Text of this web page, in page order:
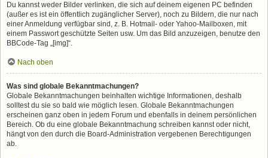
Du kannst weder Bilder verlinken, die sich auf deinem eigenen PC befinden
(außer es ist ein öffentlich zugänglicher Server), noch zu Bildern, die nur nach
einer Anmeldung verfügbar sind, z. B. Hotmail- oder Yahoo-Mailboxen, mit
einem Passwort geschützte Seiten usw. Um das Bild anzuzeigen, benutze den
BBCode-Tag „[img]“.
Nach oben
Was sind globale Bekanntmachungen?
Globale Bekanntmachungen beinhalten wichtige Informationen, deshalb
solltest du sie so bald wie möglich lesen. Globale Bekanntmachungen
erscheinen ganz oben in jedem Forum und ebenfalls in deinem persönlichen
Bereich. Ob du eine globale Bekanntmachung schreiben kannst oder nicht,
hängt von den durch die Board-Administration vergebenen Berechtigungen
ab.